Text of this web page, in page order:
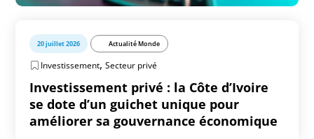
20 juillet 2026 Actualité Monde
Investissement,Secteur privé
Investissement privé : la Côte d’Ivoire
se dote d’un guichet unique pour
améliorer sa gouvernance économique